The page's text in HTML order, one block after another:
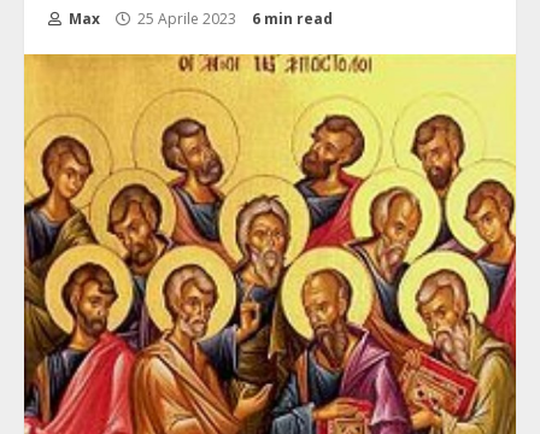
Max 25 Aprile 2023 6 min read